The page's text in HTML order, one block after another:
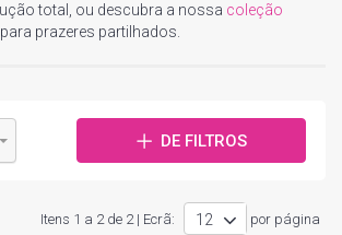
total, ou descubra a nossa coleção
para prazeres partilhados.
DE FILTROS
Itens 1 a 2 de 2 | Ecrã: por página